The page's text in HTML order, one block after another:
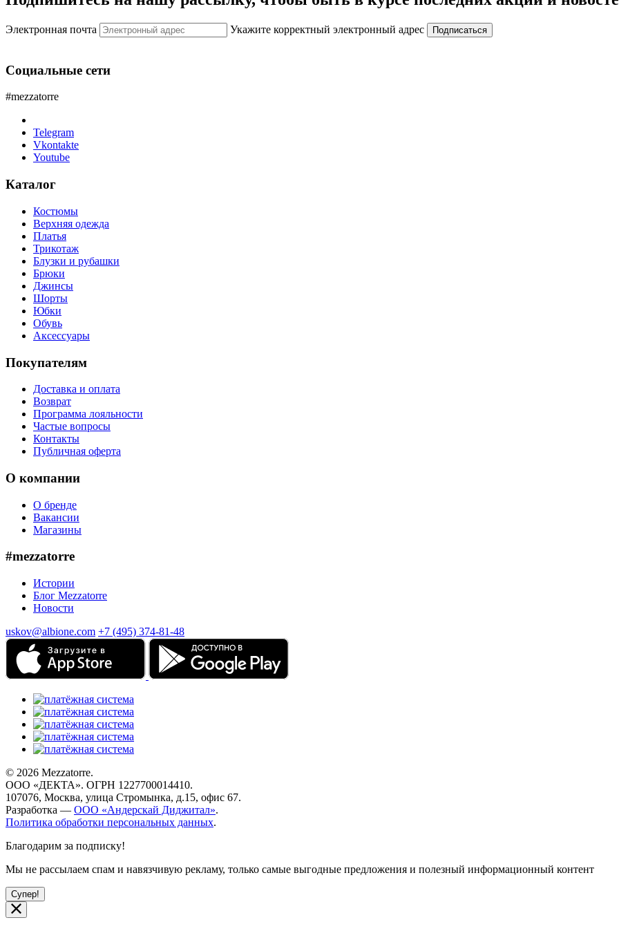
Электронная почта Укажите корректный электронный адрес Подписаться
Социальные сети
#mezzatorre
Telegram
Vkontakte
Youtube
Каталог
Костюмы
Верхняя одежда
Платья
Трикотаж
Блузки и рубашки
Брюки
Джинсы
Шорты
Юбки
Обувь
Аксессуары
Покупателям
Доставка и оплата
Возврат
Программа лояльности
Частые вопросы
Контакты
Публичная оферта
О компании
О бренде
Вакансии
Магазины
#mezzatorre
Истории
Блог Mezzatorre
Новости
uskov@albione.com +7 (495) 374-81-48
© 2026 Mezzatorre.
ООО «ДЕКТА». ОГРН 1227700014410.
107076, Москва, улица Стромынка, д.15, офис 67.
Разработка — ООО «Андерскай Диджитал».
Политика обработки персональных данных.
Благодарим за подписку!
Мы не рассылаем спам и навязчивую рекламу, только самые выгодные предложения и полезный информационный контент
Супер!